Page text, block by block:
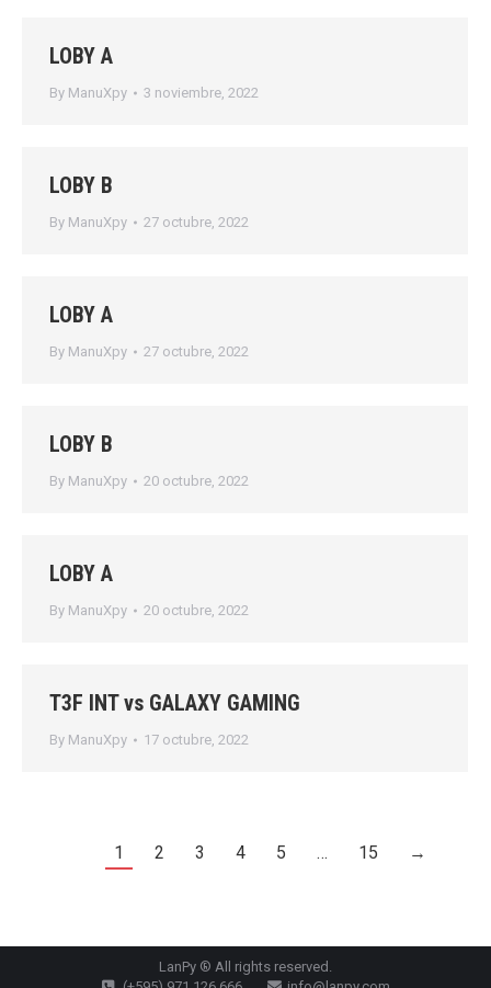
LOBY A
By ManuXpy 3 noviembre, 2022
LOBY B
By ManuXpy 27 octubre, 2022
LOBY A
By ManuXpy 27 octubre, 2022
LOBY B
By ManuXpy 20 octubre, 2022
LOBY A
By ManuXpy 20 octubre, 2022
T3F INT vs GALAXY GAMING
By ManuXpy 17 octubre, 2022
1 2 3 4 5 … 15 →
LanPy ® All rights reserved.